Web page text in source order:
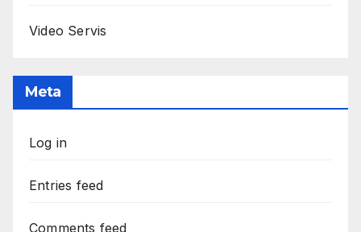
Video Servis
Meta
Log in
Entries feed
Comments feed